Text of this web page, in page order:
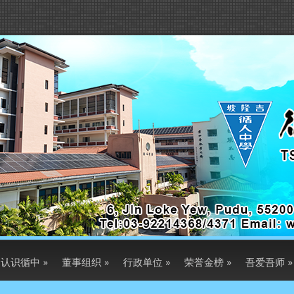
认识循中 » 董事组织 » 行政单位 » 荣誉金榜 » 吾爱吾师 »